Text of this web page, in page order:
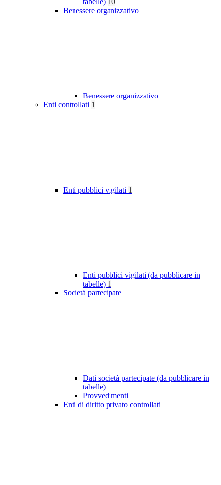
tabelle)
10
Benessere organizzativo
Benessere organizzativo
Enti controllati 1
Enti pubblici vigilati 1
Enti pubblici vigilati (da pubblicare in
tabelle) 1
Società partecipate
Dati società partecipate (da pubblicare in
tabelle)
Provvedimenti
Enti di diritto privato controllati